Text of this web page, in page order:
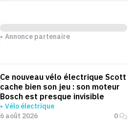
Annonce partenaire
Ce nouveau vélo électrique Scott
cache bien son jeu : son moteur
Bosch est presque invisible
Vélo électrique
6 août 2026
0